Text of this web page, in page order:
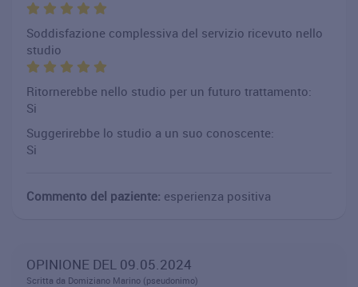
Soddisfazione complessiva del servizio ricevuto nello
studio
Ritornerebbe nello studio per un futuro trattamento:
Si
Suggerirebbe lo studio a un suo conoscente:
Si
Commento del paziente: esperienza positiva
OPINIONE DEL 09.05.2024
Scritta da Domiziano Marino (pseudonimo)